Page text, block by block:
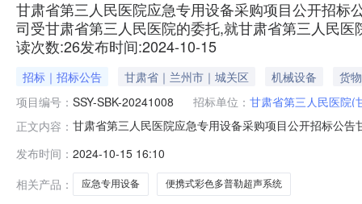
甘肃省第三人民医院应急专用设备采购项目公开招
司受甘肃省第三人民医院的委托,就甘肃省第三人民
读次数:26发布时间:2024-10-15
招标｜招标公告 甘肃省｜兰州市｜城关区 机械设备
货物
项目编号： SSY-SBK-20241008 招标单位： 甘肃省第三人民医院(
正文内容： 甘肃省第三人民医院应急专用设备采购项目公开招标公
应急专用设备采购项目公开招标公告甘肃省第三人民医
医院应急专用设备采购项目进行公开
发布时间： 2024-10-15 16:10
相关产品：
应急专用设备 便携式彩色多普勒超声系统